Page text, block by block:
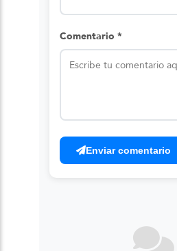
Comentario *
Enviar comentario